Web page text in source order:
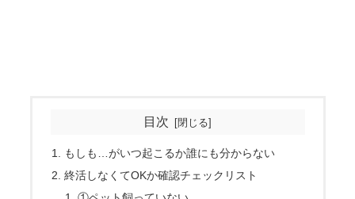
目次
もしも…がいつ起こるか誰にも分からない
終活しなくてOKか確認チェックリスト